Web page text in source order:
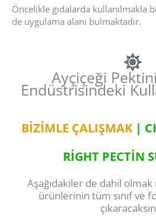
Öncelikle gıdalarda kullanılmakla
de uygulama alanı bulmaktadır.
Ayçiçeği
Endüstrisindeki
BIZIMLE ÇALIŞMAK |
RIGHT PECTIN
Aşağıdakiler de dahil
ürünlerinin tüm sınıf ve